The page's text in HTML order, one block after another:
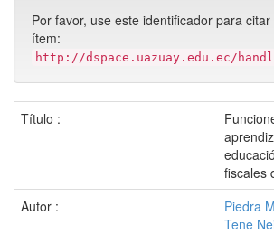
Por favor, use este identificador para
ítem:
http://dspace.uazuay.edu.ec/
Título :
fiscales
Autor :
Piedra
Tene